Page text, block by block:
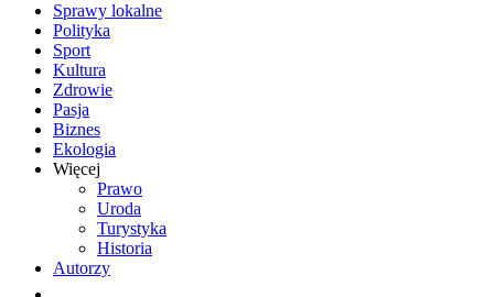
Sprawy lokalne
Polityka
Sport
Kultura
Zdrowie
Pasja
Biznes
Ekologia
Więcej
Prawo
Uroda
Turystyka
Historia
Autorzy